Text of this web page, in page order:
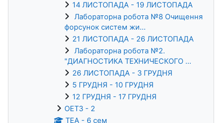
14 ЛИСТОПАДА - 19 ЛИСТОПАДА
Лабораторна робота №8 Очищення
форсунок систем жи...
21 ЛИСТОПАДА - 26 ЛИСТОПАДА
Лабораторна робота №2.
"ДИАГНОСТИКА ТЕХНИЧЕСКОГО ...
26 ЛИСТОПАДА - 3 ГРУДНЯ
5 ГРУДНЯ - 10 ГРУДНЯ
12 ГРУДНЯ - 17 ГРУДНЯ
ОЕТЗ - 2
ТЕА - 6 сем